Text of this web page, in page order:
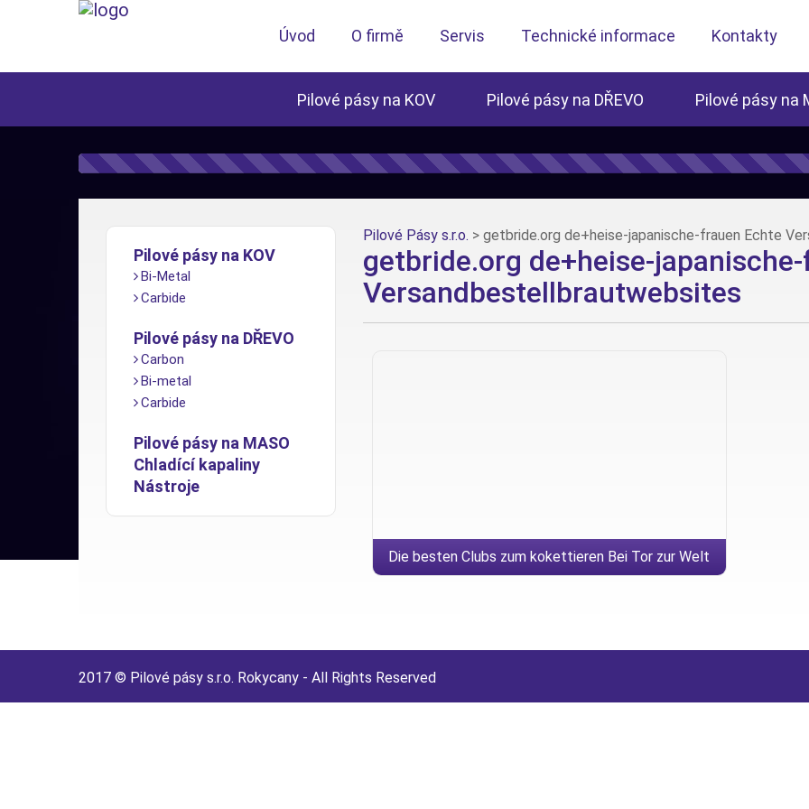
Úvod O firmě Servis Technické informace Kontakty
Pilové pásy na KOV Pilové pásy na DŘEVO Pilové pásy na
Pilové pásy na KOV
Bi-Metal
Carbide
Pilové pásy na DŘEVO
Carbon
Bi-metal
Carbide
Pilové pásy na MASO
Chladící kapaliny
Nástroje
Pilové Pásy s.r.o. > getbride.org de+heise-japanische-frauen Echte
getbride.org de+heise-
Versandbestellbrautwebsites
Die besten Clubs zum kokettieren Bei Tor zur Welt
2017 © Pilové pásy s.r.o. Rokycany - All Rights Reserved